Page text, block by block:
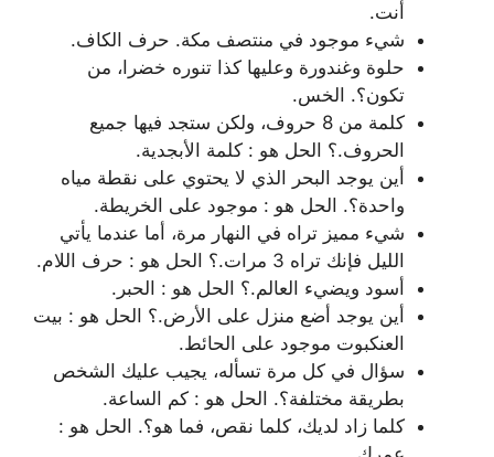
أنت.
شيء موجود في منتصف مكة. حرف الكاف.
حلوة وغندورة وعليها كذا تنوره خضرا، من
تكون؟. الخس.
كلمة من 8 حروف، ولكن ستجد فيها جميع
الحروف.؟ الحل هو : كلمة الأبجدية.
أين يوجد البحر الذي لا يحتوي على نقطة مياه
واحدة؟. الحل هو : موجود على الخريطة.
شيء مميز تراه في النهار مرة، أما عندما يأتي
الليل فإنك تراه 3 مرات.؟ الحل هو : حرف اللام.
أسود ويضيء العالم.؟ الحل هو : الحبر.
أين يوجد أضع منزل على الأرض.؟ الحل هو : بيت
العنكبوت موجود على الحائط.
سؤال في كل مرة تسأله، يجيب عليك الشخص
بطريقة مختلفة؟. الحل هو : كم الساعة.
كلما زاد لديك، كلما نقص، فما هو؟. الحل هو :